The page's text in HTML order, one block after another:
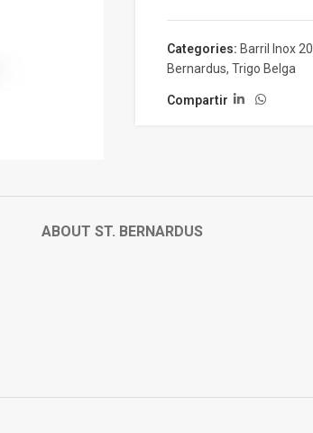
Categories: Barril Inox 20L
Bernardus, Trigo Belga
Compartir
ABOUT ST. BERNARDUS